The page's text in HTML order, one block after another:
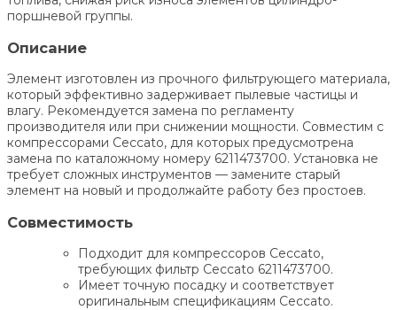
поршневой группы.
Описание
Элемент изготовлен из прочного фильтрующего материала,
который эффективно задерживает пылевые частицы и
влагу. Рекомендуется замена по регламенту
производителя или при снижении мощности. Совместим с
компрессорами Ceccato, для которых предусмотрена
замена по каталожному номеру 6211473700. Установка не
требует сложных инструментов — замените старый
элемент на новый и продолжайте работу без простоев.
Совместимость
Подходит для компрессоров Ceccato,
требующих фильтр Ceccato 6211473700.
Имеет точную посадку и соответствует
оригинальным спецификациям Ceccato.